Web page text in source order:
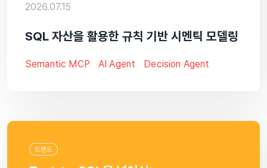
2026.07.15
SQL 자산을 활용한 규칙 기반 시멘틱 모델링
Semantic MCP AI Agent Decision Agent